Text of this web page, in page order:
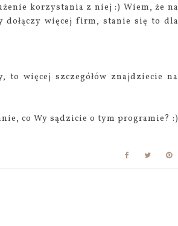
korzystania z niej :) Wiem, że na
dołączy więcej firm, stanie się to dla
to więcej szczegółów znajdziecie na
co Wy sądzicie o tym programie? :)